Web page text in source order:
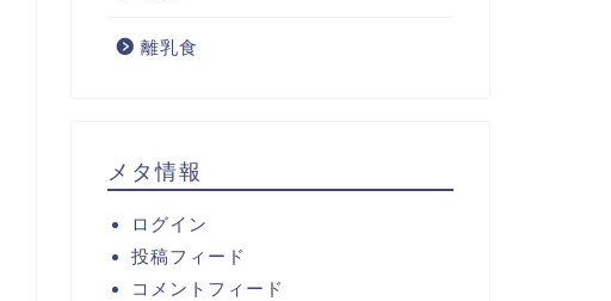
離乳食
メタ情報
ログイン
投稿フィード
コメントフィード